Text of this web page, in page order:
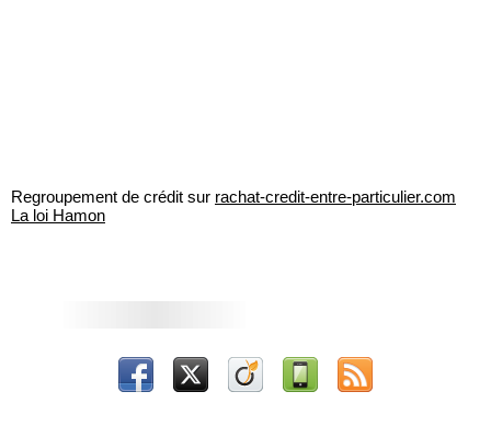
Regroupement de crédit sur rachat-credit-entre-particulier.com
La loi Hamon